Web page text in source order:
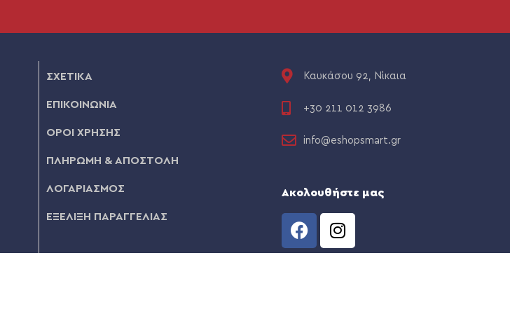
ΣΧΕΤΙΚΑ
ΕΠΙΚΟΙΝΩΝΙΑ
ΟΡΟΙ ΧΡΗΣΗΣ
ΠΛΗΡΩΜΗ & ΑΠΟΣΤΟΛΗ
ΛΟΓΑΡΙΑΣΜΟΣ
ΕΞΕΛΙΞΗ ΠΑΡΑΓΓΕΛΙΑΣ
Καυκάσου 92, Νίκαια
+30 211 012 3986
info@eshopsmart.gr
Ακολουθήστε μας